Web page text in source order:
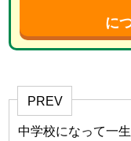
に
PREV
中学校になって一